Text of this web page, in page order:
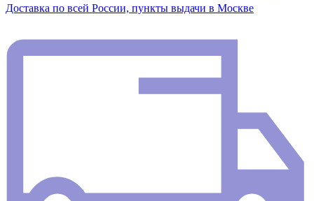
Доставка по всей России, пункты выдачи в Москве